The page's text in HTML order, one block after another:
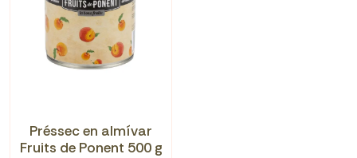
Préssec en almívar
Fruits de Ponent 500 g